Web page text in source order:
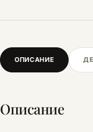
ОПИСАНИЕ
Описание